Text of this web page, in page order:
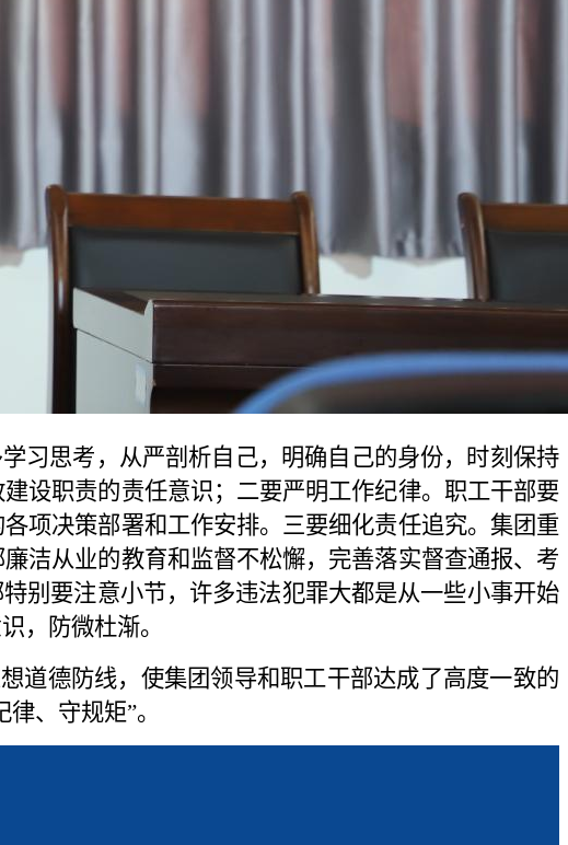
思考，从严剖析自己，明确自己的身份，时刻保持
设职责的责任意识；二要严明工作纪律。职工干部要
项决策部署和工作安排。三要细化责任追究。集团重
洁从业的教育和监督不松懈，完善落实督查通报、考
别要注意小节，许多违法犯罪大都是从一些小事开始
，防微杜渐。
德防线，使集团领导和职工干部达成了高度一致的
、守规矩”。